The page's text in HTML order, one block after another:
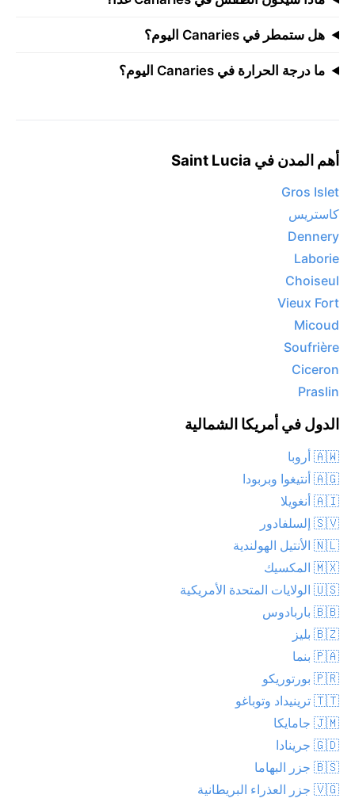
هل ستمطر في Canaries اليوم؟
ما درجة الحرارة في Canaries اليوم؟
أهم المدن في Saint Lucia
Gros Islet
كاستريس
Dennery
Laborie
Choiseul
Vieux Fort
Micoud
Soufrière
Ciceron
Praslin
الدول في أمريكا الشمالية
🇦🇼 أروبا
🇦🇬 أنتيغوا وبربودا
🇦🇮 أنغويلا
🇸🇻 إلسلفادور
🇳🇱 الأنتيل الهولندية
🇲🇽 المكسيك
🇺🇸 الولايات المتحدة الأمريكية
🇧🇧 باربادوس
🇧🇿 بليز
🇵🇦 بنما
🇵🇷 بورتوريكو
🇹🇹 ترينيداد وتوباغو
🇯🇲 جامايكا
🇬🇩 جرينادا
🇧🇸 جزر البهاما
🇻🇬 جزر العذراء البريطانية